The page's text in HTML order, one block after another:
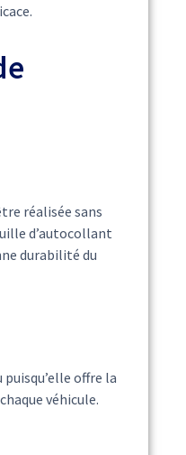
réalisée sans
d’autocollant
durabilité du
offre la
véhicule.